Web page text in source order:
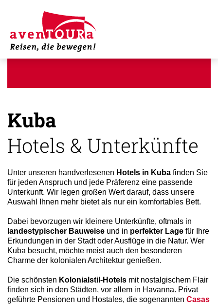
Kuba
Hotels & Unterkünfte
Unter unseren handverlesenen Hotels in Kuba finden Sie
für jeden Anspruch und jede Präferenz eine passende
Unterkunft. Wir legen großen Wert darauf, dass unsere
Auswahl Ihnen mehr bietet als nur ein komfortables Bett.
Dabei bevorzugen wir kleinere Unterkünfte, oftmals in
landestypischer Bauweise und in perfekter Lage für Ihre
Erkundungen in der Stadt oder Ausflüge in die Natur. Wer
Kuba besucht, möchte meist auch den besonderen
Charme der kolonialen Architektur genießen.
Die schönsten Kolonialstil-Hotels mit nostalgischem Flair
finden sich in den Städten, vor allem in Havanna. Privat
geführte Pensionen und Hostales, die sogenannten Casas